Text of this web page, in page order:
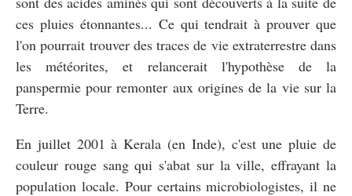
ces pluies étonnantes... Ce qui tendrait à prouver que
l'on pourrait trouver des traces de vie extraterrestre dans
les météorites, et relancerait l'hypothèse de la
panspermie pour remonter aux origines de la vie sur la
Terre.
En juillet 2001 à Kerala (en Inde), c'est une pluie de
couleur rouge sang qui s'abat sur la ville, effrayant la
population locale. Pour certains microbiologistes, il ne